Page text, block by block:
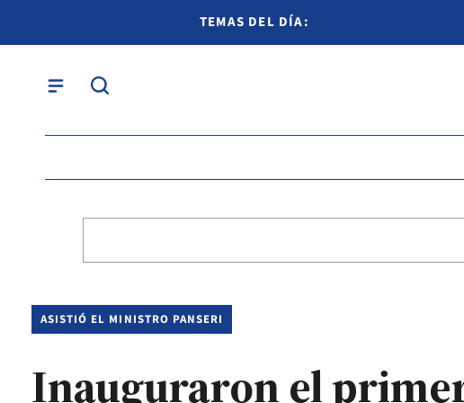
TEMAS DEL DÍA:
ASISTIÓ EL MINISTRO PANSERI
Inauguraron el